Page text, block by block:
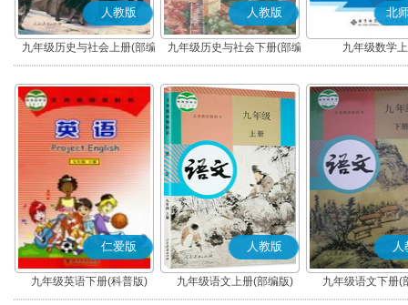
人教版
九年级历史与社会上册(部编
版)
人教版
九年级历史与社会下册(部编
版)
北
九年级数学
仁爱版
九年级英语下册(科普版)
人教版
九年级语文上册(部编版)
人
九年级语文下册(